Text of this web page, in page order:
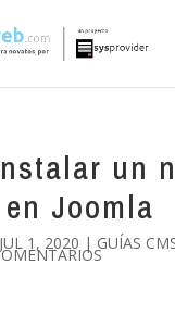
un
Joomla
JUL 1, 2020 | GUÍAS